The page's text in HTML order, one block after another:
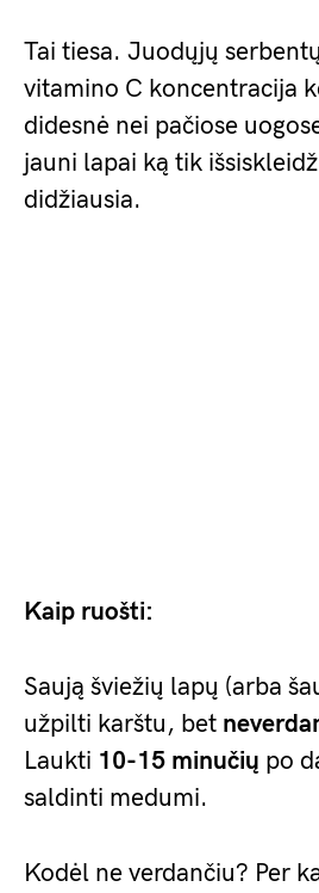
Tai tiesa. Juodųjų
vitamino C koncentracija
didesnė nei pačiose
jauni lapai ką tik
didžiausia.
Kaip ruošti:
Saują šviežių lapų (arba
užpilti karštu, bet
Laukti 10-15 minučių po
saldinti medumi.
Kodėl ne verdančiu? Per